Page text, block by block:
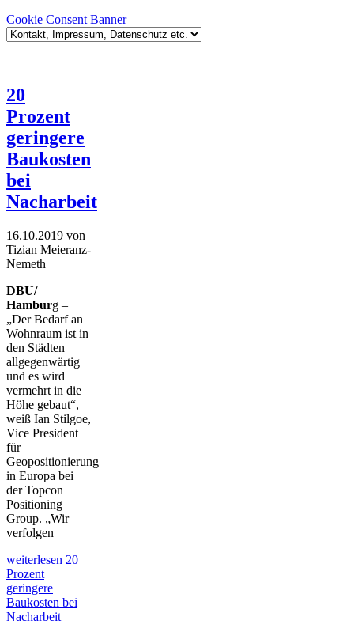
Cookie Consent Banner
20
Prozent
geringere
Baukosten
bei
Nacharbeit
16.10.2019 von
Tizian Meieranz-
Nemeth
DBU/
Hamburg –
„Der Bedarf an
Wohnraum ist in
den Städten
allgegenwärtig
und es wird
vermehrt in die
Höhe gebaut“,
weiß Ian Stilgoe,
Vice President
für
Geopositionierung
in Europa bei
der Topcon
Positioning
Group. „Wir
verfolgen
weiterlesen 20
Prozent
geringere
Baukosten bei
Nacharbeit